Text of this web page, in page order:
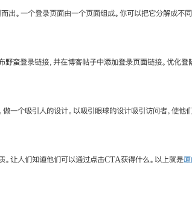
出。一个登录页面由一个页面组成。你可以把它分解成不
蛮登录链接，并在博客帖子中添加登录页面链接。优化登
一个吸引人的设计。以吸引眼球的设计吸引访问者，使他
。让人们知道他们可以通过点击CTA获得什么。以上就是